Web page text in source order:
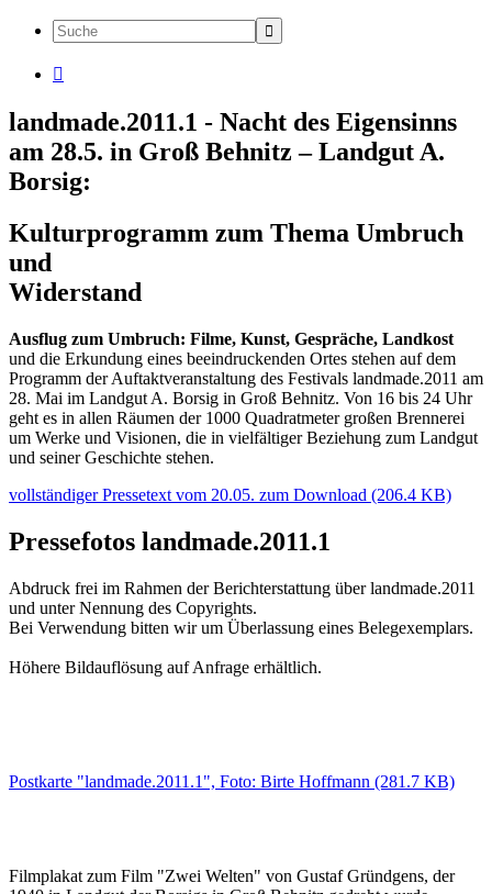

landmade.2011.1 - Nacht des Eigensinns
am 28.5. in Groß Behnitz – Landgut A.
Borsig:
Kulturprogramm zum Thema Umbruch
und
Widerstand
Ausflug zum Umbruch: Filme, Kunst, Gespräche, Landkost
und die Erkundung eines beeindruckenden Ortes stehen auf dem
Programm der Auftaktveranstaltung des Festivals landmade.2011 am
28. Mai im Landgut A. Borsig in Groß Behnitz. Von 16 bis 24 Uhr
geht es in allen Räumen der 1000 Quadratmeter großen Brennerei
um Werke und Visionen, die in vielfältiger Beziehung zum Landgut
und seiner Geschichte stehen.
vollständiger Pressetext vom 20.05. zum Download (206.4 KB)
Pressefotos landmade.2011.1
Abdruck frei im Rahmen der Berichterstattung über landmade.2011
und unter Nennung des Copyrights.
Bei Verwendung bitten wir um Überlassung eines Belegexemplars.
Höhere Bildauflösung auf Anfrage erhältlich.
Postkarte "landmade.2011.1", Foto: Birte Hoffmann (281.7 KB)
Filmplakat zum Film "Zwei Welten" von Gustaf Gründgens, der